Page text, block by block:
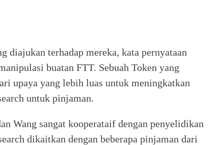
diajukan terhadap mereka, kata pernyataan
buatan FTT. Sebuah Token yang
upaya yang lebih luas untuk meningkatkan
untuk pinjaman.
Wang sangat kooperataif dengan penyelidikan
dikaitkan dengan beberapa pinjaman dari